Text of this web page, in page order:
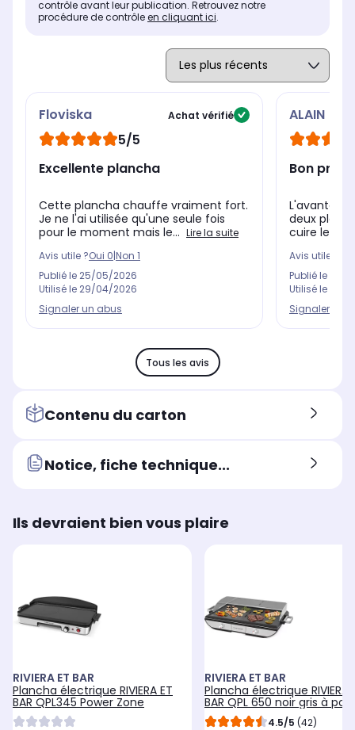
2 plaques -
contrôle avant leur publication. Retrouvez notre
procédure de contrôleen cliquant ici.
Floviska Achat vérifié
5/5
Excellente plancha
Cette plancha chauffe vraiment fort.
Je ne l'ai utilisée qu'une seule fois
pour le moment mais le... Lire la suite
Avis utile ?Oui 0 Non 1
Publié le 25/05/2026
Utilisé le 29/04/2026
Signaler un abus
ALAIN
Bon
L'avantage
deux
cuire les
Avis utile ?
Publié le
Utilisé le
Signaler un
Tous les avis
Contenu du carton
Notice, fiche technique...
Ils devraient bien vous plaire
RIVIERA ET BAR
Plancha électrique RIVIERA ET
BAR QPL345 Power Zone
RIVIERA ET BAR
Plancha électrique RIVIERA
BAR QPL 650 noir gris à
50x30 cm 4.5/5 (42)